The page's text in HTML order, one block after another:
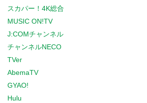
スカパー！4K総合
MUSIC ON!TV
J:COMチャンネル
チャンネルNECO
TVer
AbemaTV
GYAO!
Hulu